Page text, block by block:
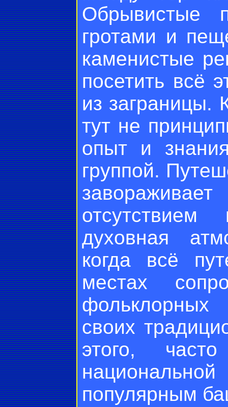
Обрывистые
гротами и
каменистые
посетить всё
из заграницы.
тут не
опыт и
группой.
отсутствием
духовная
когда всё
местах
своих
этого,
популярным